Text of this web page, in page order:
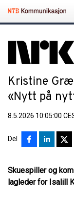
Kristine
«Nytt på
8.5.2026 10:05:00
Del
Skuespiller og
lagleder for Isalill